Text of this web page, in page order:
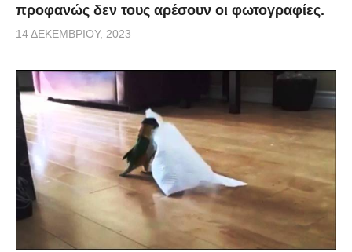
προφανώς δεν τους αρέσουν οι φωτογραφίες.
14 ΔΕΚΕΜΒΡΊΟΥ, 2023